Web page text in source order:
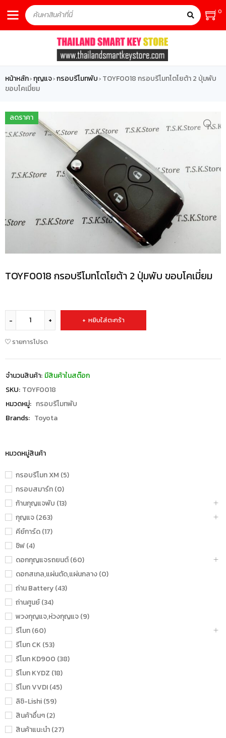
0
หน้าหลัก›กุญแจ›กรอบรีโมทพับ› TOYF0018 กรอบรีโมทโตโยต้า 2 ปุ่มพับ
ขอบโคเมี่ยม
หมวดหมู่สินค้า
กรอบรีโมท XM (5)
กรอบสมาร์ท (0)
ก้านกุญแจพับ (13)
กุญแจ (263)
คีย์การ์ด (17)
ชิฟ (4)
ดอกกุญแจรถยนต์ (60)
ดอกสเกล,แผ่นตัด,แผ่นกลาง (0)
ถ่าน Battery (43)
ถ่านศูนย์ (34)
พวงกุญแจ,ห่วงกุญแจ (9)
รีโมท (60)
รีโมท CK (53)
รีโมท KD900 (38)
รีโมท KYDZ (18)
รีโมท VVDI (45)
ลิชิ-Lishi (59)
สินค้าอื่นๆ (2)
สินค้าแนะนำ (27)
ลดราคา
TOYF0018 กรอบรีโมทโตโยต้า 2 ปุ่มพับ ขอบโคเมี่ยม
หยิบใส่ตะกร้า
รายการโปรด
จำนวนสินค้า: มีสินค้าในสต๊อก
SKU: TOYF0018
หมวดหมู่: กรอบรีโมทพับ
Brands: Toyota